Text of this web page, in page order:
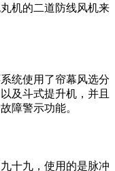
机的二道防线风机来
统使用了帘幕风选分
及斗式提升机，并且
障警示功能。
十九，使用的是脉冲